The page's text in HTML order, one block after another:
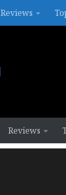
Reviews
Reviews